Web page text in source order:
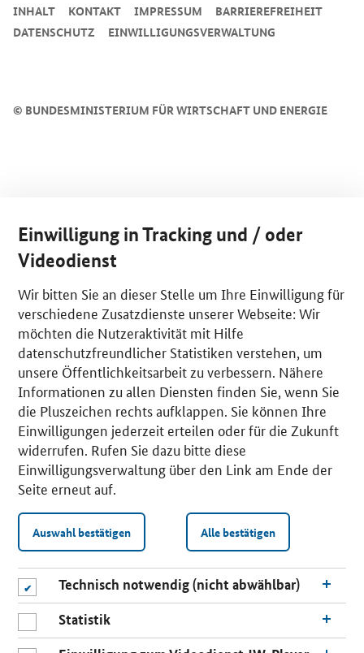
© BUNDESMINISTERIUM FÜR WIRTSCHAFT UND ENERGIE
INHALT KONTAKT IMPRESSUM
BARRIEREFREIHEIT
DATENSCHUTZ
EINWILLIGUNGSVERWALTUNG
Einwilligung in Tracking und / oder
Videodienst
Wir bitten Sie an dieser Stelle um Ihre Einwilligung für
verschiedene Zusatzdienste unserer Webseite: Wir
möchten die Nutzeraktivität mit Hilfe
datenschutzfreundlicher Statistiken verstehen, um
unsere Öffentlichkeitsarbeit zu verbessern. Nähere
Informationen zu allen Diensten finden Sie, wenn Sie
die Pluszeichen rechts aufklappen. Sie können Ihre
Einwilligungen jederzeit erteilen oder für die Zukunft
widerrufen. Rufen Sie dazu bitte diese
Einwilligungsverwaltung über den Link am Ende der
Seite erneut auf.
Auswahl bestätigen Alle bestätigen
Technisch notwendig (nicht abwählbar)
Statistik